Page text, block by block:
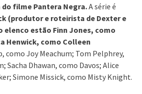
filme Pantera Negra.A série é
(produtor e roteirista de Dexter e
elenco estão Finn Jones, como
Henwick, como Colleen
como Joy Meachum; Tom Pelphrey,
Sacha Dhawan, como Davos; Alice
Simone Missick, como Misty Knight.